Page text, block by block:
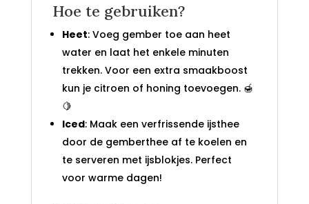
Hoe te gebruiken?
Heet: Voeg gember toe aan heet
water en laat het enkele minuten
trekken. Voor een extra smaakboost
kun je citroen of honing toevoegen. 🍯
🍋
Iced: Maak een verfrissende ijsthee
door de gemberthee af te koelen en
te serveren met ijsblokjes. Perfect
voor warme dagen!